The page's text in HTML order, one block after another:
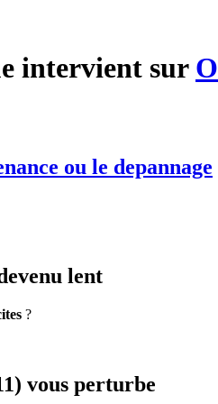
intervient sur
ou le depannage
lent
?
vous perturbe